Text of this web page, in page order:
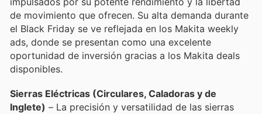
de movimiento que ofrecen. Su alta demanda durante
el Black Friday se ve reflejada en los Makita weekly
ads, donde se presentan como una excelente
oportunidad de inversión gracias a los Makita deals
disponibles.
Sierras Eléctricas (Circulares, Caladoras y de
Inglete) – La precisión y versatilidad de las sierras